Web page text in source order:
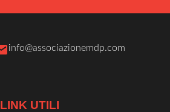
info@associazionemdp.com
LINK UTILI